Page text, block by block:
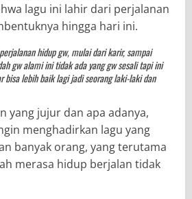
lagu ini lahir dari perjalanan
hingga hari ini.
hidup gw, mulai dari karir, sampai
gw alami ini tidak ada yang gw sesali tapi ini
bisa lebih baik lagi jadi seorang laki-laki dan
yang jujur dan apa adanya,
menghadirkan lagu yang
banyak orang, yang terutama
merasa hidup berjalan tidak